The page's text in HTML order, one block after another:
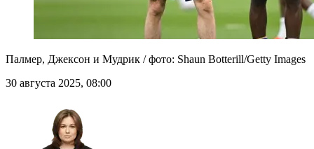
Палмер, Джексон и Мудрик / фото: Shaun Botterill/Getty Images
30 августа 2025, 08:00